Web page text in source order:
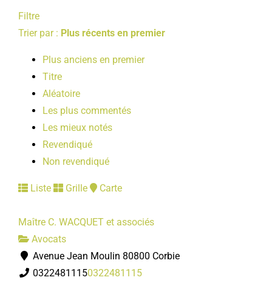
Filtre
Trier par : Plus récents en premier
Plus anciens en premier
Titre
Aléatoire
Les plus commentés
Les mieux notés
Revendiqué
Non revendiqué
Liste Grille Carte
Maître C. WACQUET et associés
Avocats
Avenue Jean Moulin 80800 Corbie
03224811150322481115